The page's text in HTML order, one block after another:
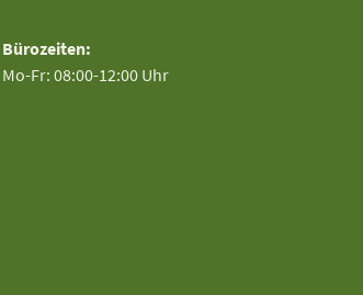
Bürozeiten:
Mo-Fr: 08:00-12:00 Uhr